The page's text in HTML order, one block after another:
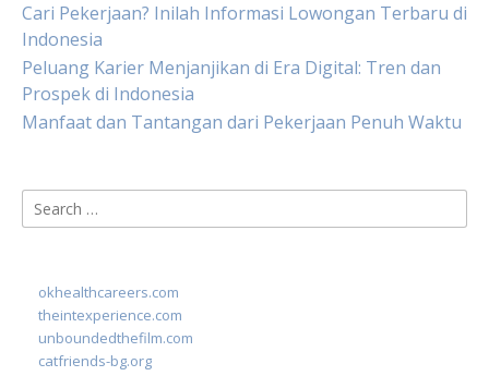
Cari Pekerjaan? Inilah Informasi Lowongan Terbaru di
Indonesia
Peluang Karier Menjanjikan di Era Digital: Tren dan
Prospek di Indonesia
Manfaat dan Tantangan dari Pekerjaan Penuh Waktu
Search
for:
okhealthcareers.com
theintexperience.com
unboundedthefilm.com
catfriends-bg.org